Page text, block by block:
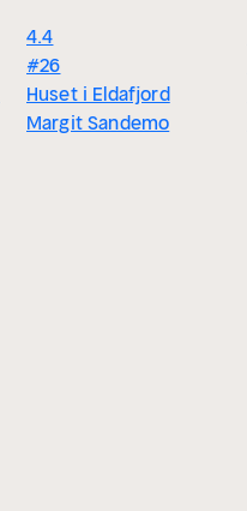
4.4
#26
Huset i Eldafjord
Margit Sandemo